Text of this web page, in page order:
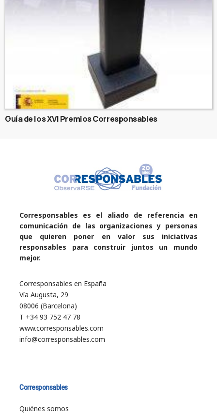
Guía de los XVI Premios Corresponsables
Corresponsables es el aliado de referencia en
comunicación de las organizaciones y personas
que quieren poner en valor sus iniciativas
responsables para construir juntos un mundo
mejor.
Corresponsables en España
Vía Augusta, 29
08006 (Barcelona)
T +34 93 752 47 78
www.corresponsables.com
info@corresponsables.com
Corresponsables
Quiénes somos